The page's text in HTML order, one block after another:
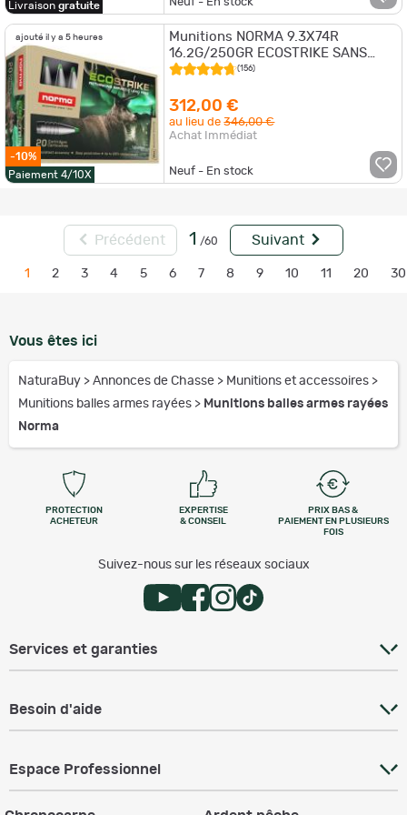
Livraison gratuite
ajouté il y a 5 heures
-10%
Paiement 4/10X
Munitions NORMA 9.3X74R
16.2G/250GR ECOSTRIKE SANS
PLOMB x2 boites
(156)
312,00 €
au lieu de346,00 €
Achat Immédiat
Neuf - En stock
Précédent 1 /60 Suivant
1 2 3 4 5 6 7 8 9 10 11 20 30
Vous êtes ici
NaturaBuy > Annonces de Chasse > Munitions et accessoires >
Munitions balles armes rayées > Munitions balles armes rayées
Norma
PROTECTION
ACHETEUR
EXPERTISE
& CONSEIL
PRIX BAS &
PAIEMENT EN PLUSIEURS
FOIS
Suivez-nous sur les réseaux sociaux
Services et garanties
Besoin d'aide
Espace Professionnel